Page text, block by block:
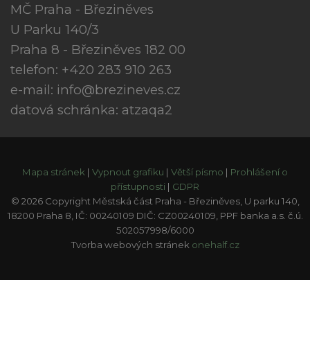
MČ Praha - Březiněves
U Parku 140/3
Praha 8 - Březiněves 182 00
telefon: +420 283 910 263
e-mail: info@brezineves.cz
datová schránka: atzaqa2
Mapa stránek | Vypnout grafiku | Větší písmo | Prohlášení o
přístupnosti | GDPR
© 2026 Copyright Městská část Praha - Březiněves, U parku 140,
18200 Praha 8, IČ: 00240109 DIČ: CZ00240109, PPF banka a.s. č.ú.
502057998/6000
Tvorba webových stránek onehalf.cz